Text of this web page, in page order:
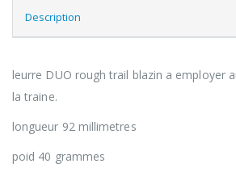
Description
leurre DUO rough trail blazin a employer
la traine.
longueur 92 millimetres
poid 40 grammes